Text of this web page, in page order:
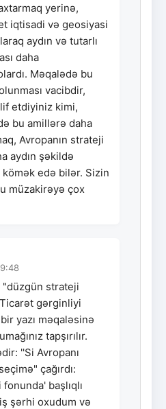
yerinə,
iqtisadi və geosiyasi
aydın və tutarlı
daha
Məqalədə bu
vacibdir,
etdiyiniz kimi,
bu amillərə daha
Avropanın strateji
aydın şəkildə
kömək edə bilər. Sizin
müzakirəyə çox
"düzgün strateji
Ticarət gərginliyi
yazı məqaləsinə
tapşırılır.
''Si Avropanı
çağırdı:
başlıqlı
şərhi oxudum və